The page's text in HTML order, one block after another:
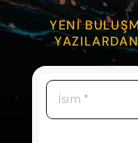
YENİ